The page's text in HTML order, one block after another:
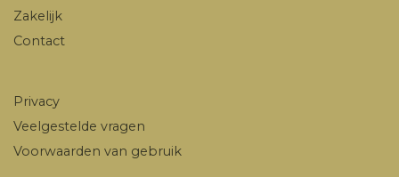
Zakelijk
Contact
Privacy
Veelgestelde vragen
Voorwaarden van gebruik